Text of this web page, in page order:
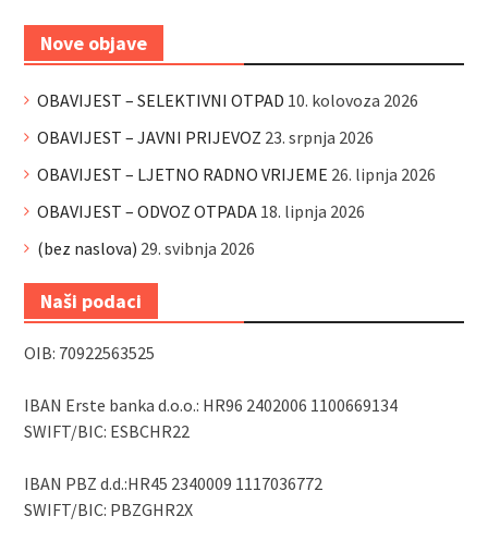
Nove objave
OBAVIJEST – SELEKTIVNI OTPAD 10. kolovoza 2026
OBAVIJEST – JAVNI PRIJEVOZ 23. srpnja 2026
OBAVIJEST – LJETNO RADNO VRIJEME 26. lipnja 2026
OBAVIJEST – ODVOZ OTPADA 18. lipnja 2026
(bez naslova) 29. svibnja 2026
Naši podaci
OIB: 70922563525
IBAN Erste banka d.o.o.: HR96 2402006 1100669134
SWIFT/BIC: ESBCHR22
IBAN PBZ d.d.:HR45 2340009 1117036772
SWIFT/BIC: PBZGHR2X